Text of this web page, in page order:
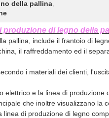
della pallina,
produzione di legno della
pallina, include il frantoio di
il raffreddamento ed il
i materiali dei clienti,
elettrico e la linea di produzione
che inoltre visualizzano la
di produzione di legno